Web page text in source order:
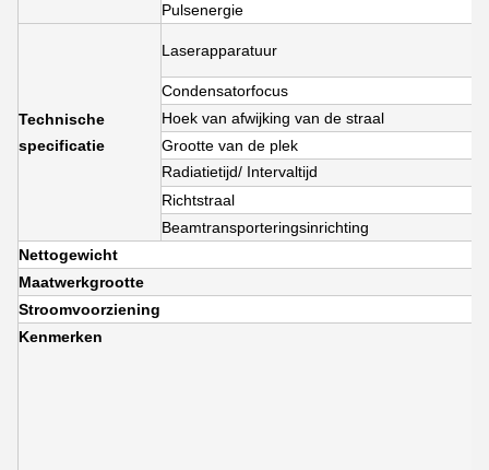
Pulsenergie
Technische
specificatie
Laserapparatuur
Condensatorfocus
Hoek van afwijking van de straal
Grootte van de plek
Radiatietijd/ Intervaltijd
Richtstraal
Beamtransporteringsinrichting
Nettogewicht
Maatwerkgrootte
Stroomvoorziening
Kenmerken